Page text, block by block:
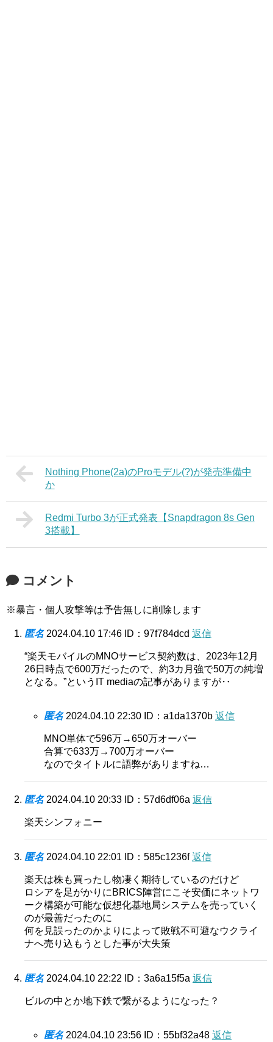
Nothing Phone(2a)のProモデル(?)が発売準備中
か
Redmi Turbo 3が正式発表【Snapdragon 8s Gen
3搭載】
コメント
※暴言・個人攻撃等は予告無しに削除します
匿名 2024.04.10 17:46 ID：97f784dcd 返信
“楽天モバイルのMNOサービス契約数は、2023年12月
26日時点で600万だったので、約3カ月強で50万の純増
となる。”というIT mediaの記事がありますが‥
匿名 2024.04.10 22:30 ID：a1da1370b 返信
MNO単体で596万→650万オーバー
合算で633万→700万オーバー
なのでタイトルに語弊がありますね…
匿名 2024.04.10 20:33 ID：57d6df06a 返信
楽天シンフォニー
匿名 2024.04.10 22:01 ID：585c1236f返信
楽天は株も買ったし物凄く期待しているのだけど
ロシアを足がかりにBRICS陣営にこそ安価にネットワ
ーク構築が可能な仮想化基地局システムを売っていく
のが最善だったのに
何を見誤ったのかよりによって敗戦不可避なウクライ
ナへ売り込もうとした事が大失策
匿名 2024.04.10 22:22 ID：3a6a15f5a 返信
ビルの中とか地下鉄で繋がるようになった？
匿名 2024.04.10 23:56 ID：55bf32a48 返信